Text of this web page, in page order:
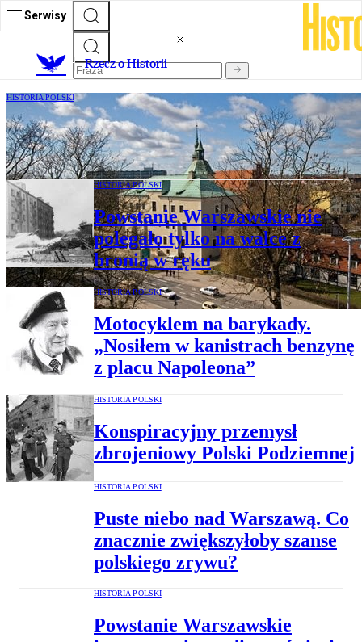
Serwisy
Rzecz o Historii
HISTORIA POLSKI
Pozew o wydanie obrazów z kolekcji
Lubomirskich
HISTORIA POLSKI
Powstanie Warszawskie nie
polegało tylko na walce z
bronią w ręku
HISTORIA POLSKI
Motocyklem na barykady.
„Nosiłem w kanistrach benzynę
z placu Napoleona”
HISTORIA POLSKI
Konspiracyjny przemysł
zbrojeniowy Polski Podziemnej
HISTORIA POLSKI
Puste niebo nad Warszawą. Co
znacznie zwiększyłoby szanse
polskiego zrywu?
HISTORIA POLSKI
Powstanie Warszawskie